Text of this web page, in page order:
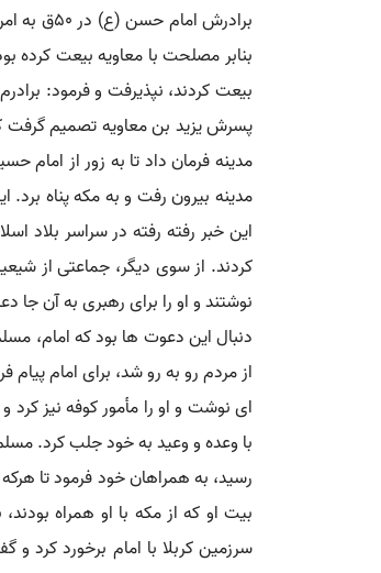
برادرش
بنابر مصلحت با معاویه بیعت
پسرش یزید بن معاویه تصمیم گرفت
مدینه فرمان داد تا به زور از امام
این خبر رفته رفته در سراسر بلاد
کردند. از سوی دیگر، جماعتی از
نوشتند و او را برای رهبری به آن
دنبال این دعوت ها بود که امام،
ای نوشت و او را مأمور کوفه نیز
با وعده و وعید به خود جلب کرد.
رسید، به همراهان خود فرمود تا
بیت او که از مکه با او همراه
سرزمین کربلا با امام برخورد کرد